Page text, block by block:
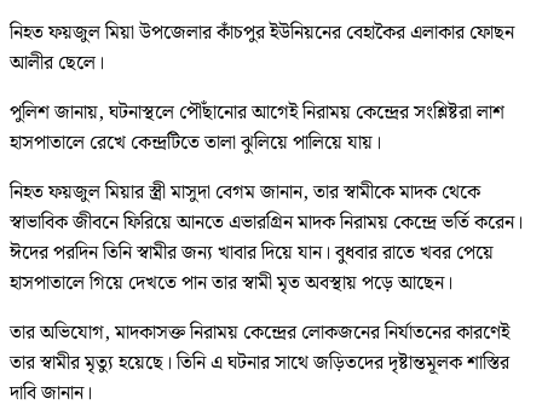
নিহত ফয়জুল মিয়া উপজেলার কাঁচপুর ইউনিয়নের বেহাকৈর এলাকার ফোছন
আলীর ছেলে।
পুলিশ জানায়, ঘটনাস্থলে পৌঁছানোর আগেই নিরাময় কেন্দ্রের সংশ্লিষ্টরা লাশ
হাসপাতালে রেখে কেন্দ্রটিতে তালা ঝুলিয়ে পালিয়ে যায়।
নিহত ফয়জুল মিয়ার স্ত্রী মাসুদা বেগম জানান, তার স্বামীকে মাদক থেকে
স্বাভাবিক জীবনে ফিরিয়ে আনতে এভারগ্রিন মাদক নিরাময় কেন্দ্রে ভর্তি করেন।
ঈদের পরদিন তিনি স্বামীর জন্য খাবার দিয়ে যান। বুধবার রাতে খবর পেয়ে
হাসপাতালে গিয়ে দেখতে পান তার স্বামী মৃত অবস্থায় পড়ে আছেন।
তার অভিযোগ, মাদকাসক্ত নিরাময় কেন্দ্রের লোকজনের নির্যাতনের কারণেই
তার স্বামীর মৃত্যু হয়েছে। তিনি এ ঘটনার সাথে জড়িতদের দৃষ্টান্তমূলক শাস্তির
দাবি জানান।